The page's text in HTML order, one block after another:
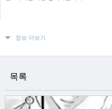
정보 더보기
목록